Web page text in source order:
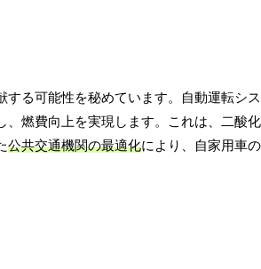
る可能性を秘めています。自動運転シス
、燃費向上を実現します。これは、二酸
公共交通機関の最適化により、自家用車